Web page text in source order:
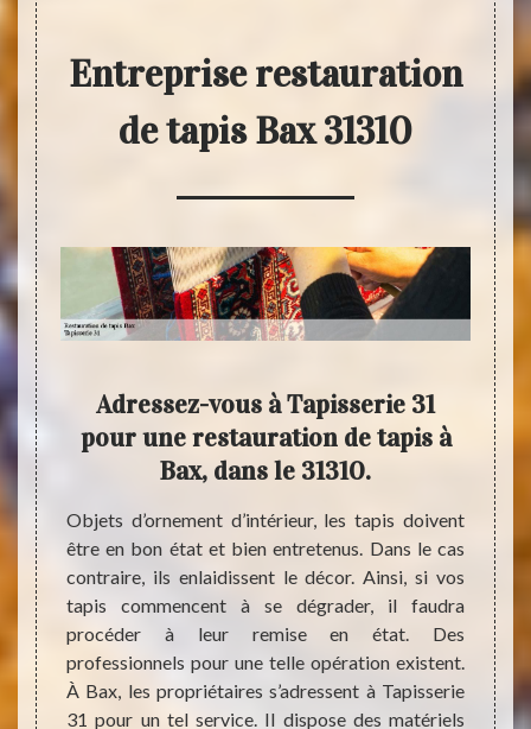
Entreprise restauration
de tapis Bax 31310
en
que
une
pour
Adressez-vous à Tapisserie 31
pour une restauration de tapis à
Bax, dans le 31310.
Objets d’ornement d’intérieur, les tapis doivent
être en bon état et bien entretenus. Dans le cas
contraire, ils enlaidissent le décor. Ainsi, si vos
tapis commencent à se dégrader, il faudra
procéder à leur remise en état. Des
professionnels pour une telle opération existent.
À Bax, les propriétaires s’adressent à Tapisserie
31 pour un tel service. Il dispose des matériels
Si
est